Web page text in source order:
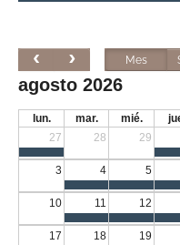
Mes
agosto 2026
lun. mar. mié.
27
28 29
3 4 5
10 11 12
17 18 19